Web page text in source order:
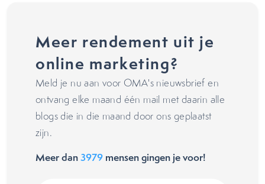
Meer rendement uit je
online marketing?
Meld je nu aan voor OMA's nieuwsbrief en
ontvang elke maand één mail met daarin alle
blogs die in die maand door ons geplaatst
zijn.
Meer dan3979 mensen gingen je voor!